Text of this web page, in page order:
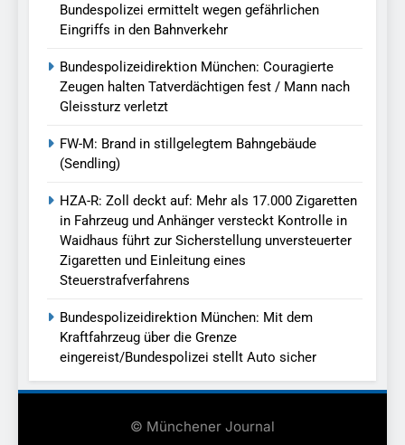
Bundespolizei ermittelt wegen gefährlichen
Eingriffs in den Bahnverkehr
Bundespolizeidirektion München: Couragierte
Zeugen halten Tatverdächtigen fest / Mann nach
Gleissturz verletzt
FW-M: Brand in stillgelegtem Bahngebäude
(Sendling)
HZA-R: Zoll deckt auf: Mehr als 17.000 Zigaretten
in Fahrzeug und Anhänger versteckt Kontrolle in
Waidhaus führt zur Sicherstellung unversteuerter
Zigaretten und Einleitung eines
Steuerstrafverfahrens
Bundespolizeidirektion München: Mit dem
Kraftfahrzeug über die Grenze
eingereist/Bundespolizei stellt Auto sicher
© Münchener Journal